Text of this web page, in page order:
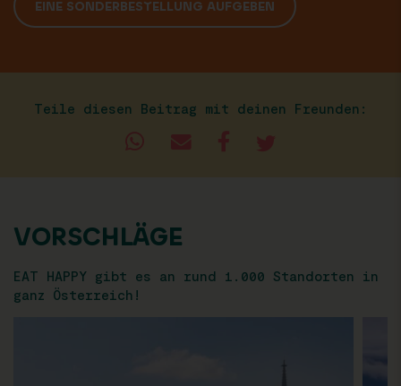
EINE SONDERBESTELLUNG AUFGEBEN
Teile diesen Beitrag mit deinen Freunden:
VORSCHLÄGE
EAT HAPPY gibt es an rund 1.000 Standorten in
ganz Österreich!